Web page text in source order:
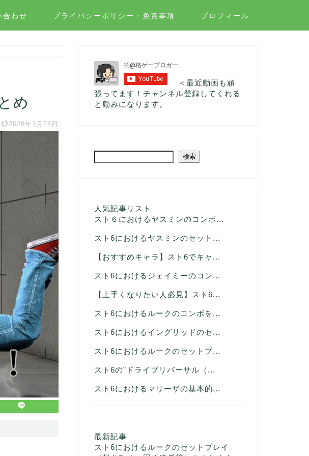
合わせ プライバシーポリシー・免責事項 プロフィール
め
2026年3月24日
＜最近動画も頑
張ってます！チャンネル登録してくれる
と励みになります。
検索
人気記事リスト
スト６におけるヤスミンのコンボ...
スト6におけるヤスミンのセット...
【おすすめキャラ】スト6でキャ...
スト6におけるジェイミーのコン...
【上手くなりたい人必見】スト6...
スト6におけるルークのコンボを...
スト6におけるイングリッドのセ...
スト6におけるルークのセットプ...
スト6の”ドライブリバーサル（...
スト6におけるマリーザの基本的...
最新記事
スト6におけるルークのセットプレイ